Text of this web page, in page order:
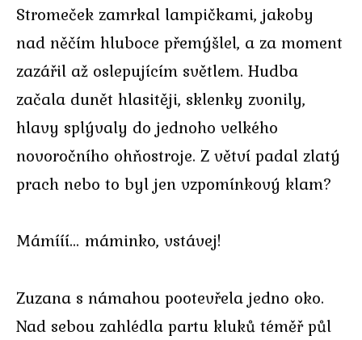
Stromeček zamrkal lampičkami, jakoby
nad něčím hluboce přemýšlel, a za moment
zazářil až oslepujícím světlem. Hudba
začala dunět hlasitěji, sklenky zvonily,
hlavy splývaly do jednoho velkého
novoročního ohňostroje. Z větví padal zlatý
prach nebo to byl jen vzpomínkový klam?
Mámííí… máminko, vstávej!
Zuzana s námahou pootevřela jedno oko.
Nad sebou zahlédla partu kluků téměř půl